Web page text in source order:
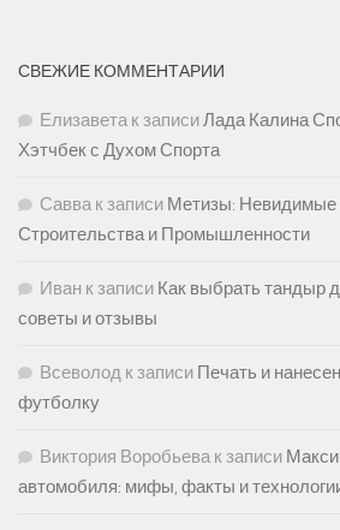
СВЕЖИЕ КОММЕНТАРИИ
Елизаветак записиЛада Калина
Хэтчбек с Духом Спорта
Саввак записи Метизы: Невидимые
Строительства и Промышленности
Иван к записи Как выбрать тандыр
советы и отзывы
Всеволод к записи Печать и
футболку
Виктория Воробьевак записи
автомобиля: мифы, факты и